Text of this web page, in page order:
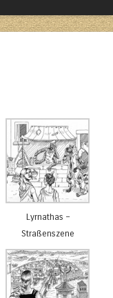
Lyrnathas –
Straßenszene